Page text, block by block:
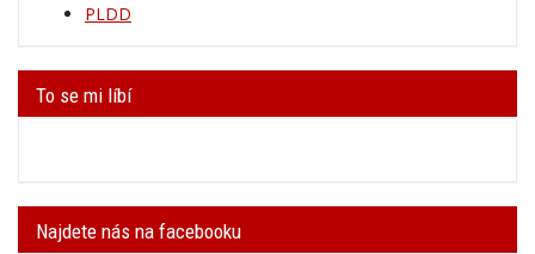
PLDD
To se mi líbí
Najdete nás na facebooku